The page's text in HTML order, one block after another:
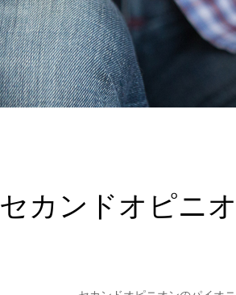
セカンドオピニ